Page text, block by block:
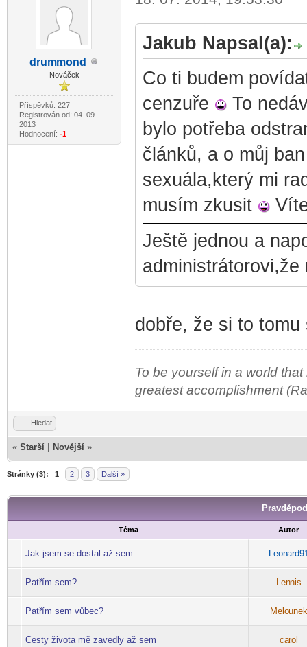
drummond
Nováček
Příspěvků: 227
Registrován od: 04. 09.
2013
Hodnocení: -1
Jakub Napsal(a):
Co ti budem
cenzuře
To
bylo potřeba
článků, a o můj
sexuála,který mi
musím zkusit
Ještě jednou a
dobře, že si to
To be yourself in a world
greatest accomplishment
Hledat
« Starší Novější »
Stránky (3): 1 2 3 Další »
Téma Autor
Jak jsem se dostal až sem Leon
Patřím sem? Lennis
Patřím sem vůbec? Melounek
Cesty života mě zavedly až sem carol